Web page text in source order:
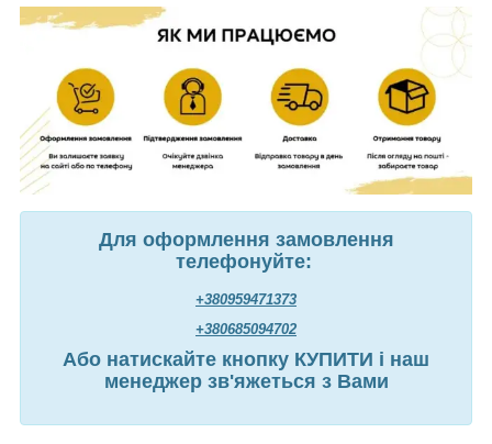
Для оформлення замовлення
телефонуйте:
+380959471373
+380685094702
Або натискайте кнопку КУПИТИ і наш
менеджер зв'яжеться з Вами